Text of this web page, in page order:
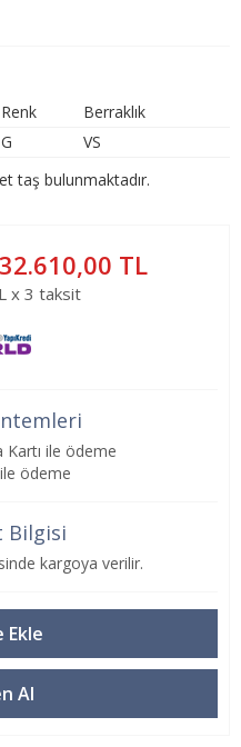
Renk
Berraklık
G
VS
taş bulunmaktadır.
32.610,00 TL
x 3 taksit
Kartı ile ödeme
ödeme
Bilgisi
kargoya verilir.